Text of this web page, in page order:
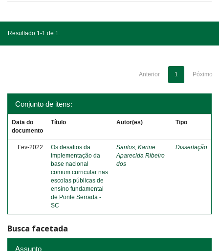
Resultado 1-1 de 1.
Anterior 1 Póximo
Conjunto de itens:
Data do
documento
Título Autor(es) Tipo
Fev-2022
Os desafios da
implementação da
base nacional
comum curricular nas
escolas públicas de
ensino fundamental
de Ponte Serrada -
SC
Santos, Karine
Aparecida Ribeiro
dos
Dissertação
Busca facetada
Assunto